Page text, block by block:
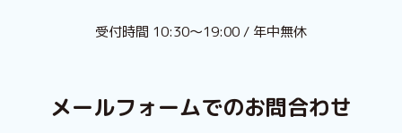
受付時間 10:30〜19:00 / 年中無休
メールフォームでのお問合わせ